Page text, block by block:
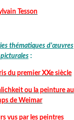
Tesson
thématiques d'œuvres
picturales:
du premier XXe siècle
ou la peinture au
de Weimar
vus par les peintres